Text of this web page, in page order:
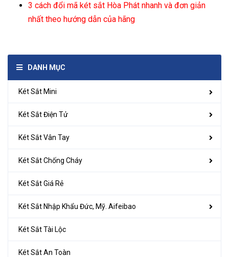
3 cách đổi mã két sắt Hòa Phát nhanh và đơn giản
nhất theo hướng dẫn của hãng
DANH MỤC
Két Sắt Mini
Két Sắt Điện Tử
Két Sắt Vân Tay
Két Sắt Chống Cháy
Két Sắt Giá Rẻ
Két Sắt Nhập Khẩu Đức, Mỹ. Aifeibao
Két Sắt Tài Lộc
Két Sắt An Toàn